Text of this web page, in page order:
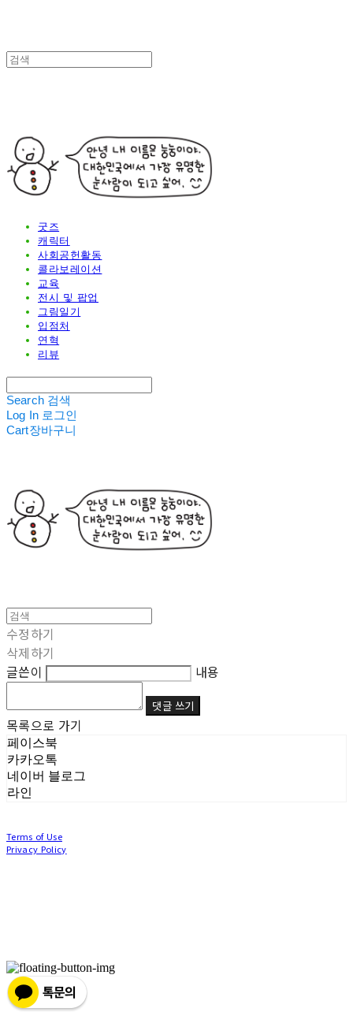
굿즈
캐릭터
사회공헌활동
콜라보레이션
교육
전시 및 팝업
그림일기
입점처
연혁
리뷰
Search 검색
Log In 로그인
Cart장바구니
수정하기
삭제하기
글쓴이
내용
댓글 쓰기
목록으로 가기
페이스북
카카오톡
네이버 블로그
라인
Terms of Use
Privacy Policy